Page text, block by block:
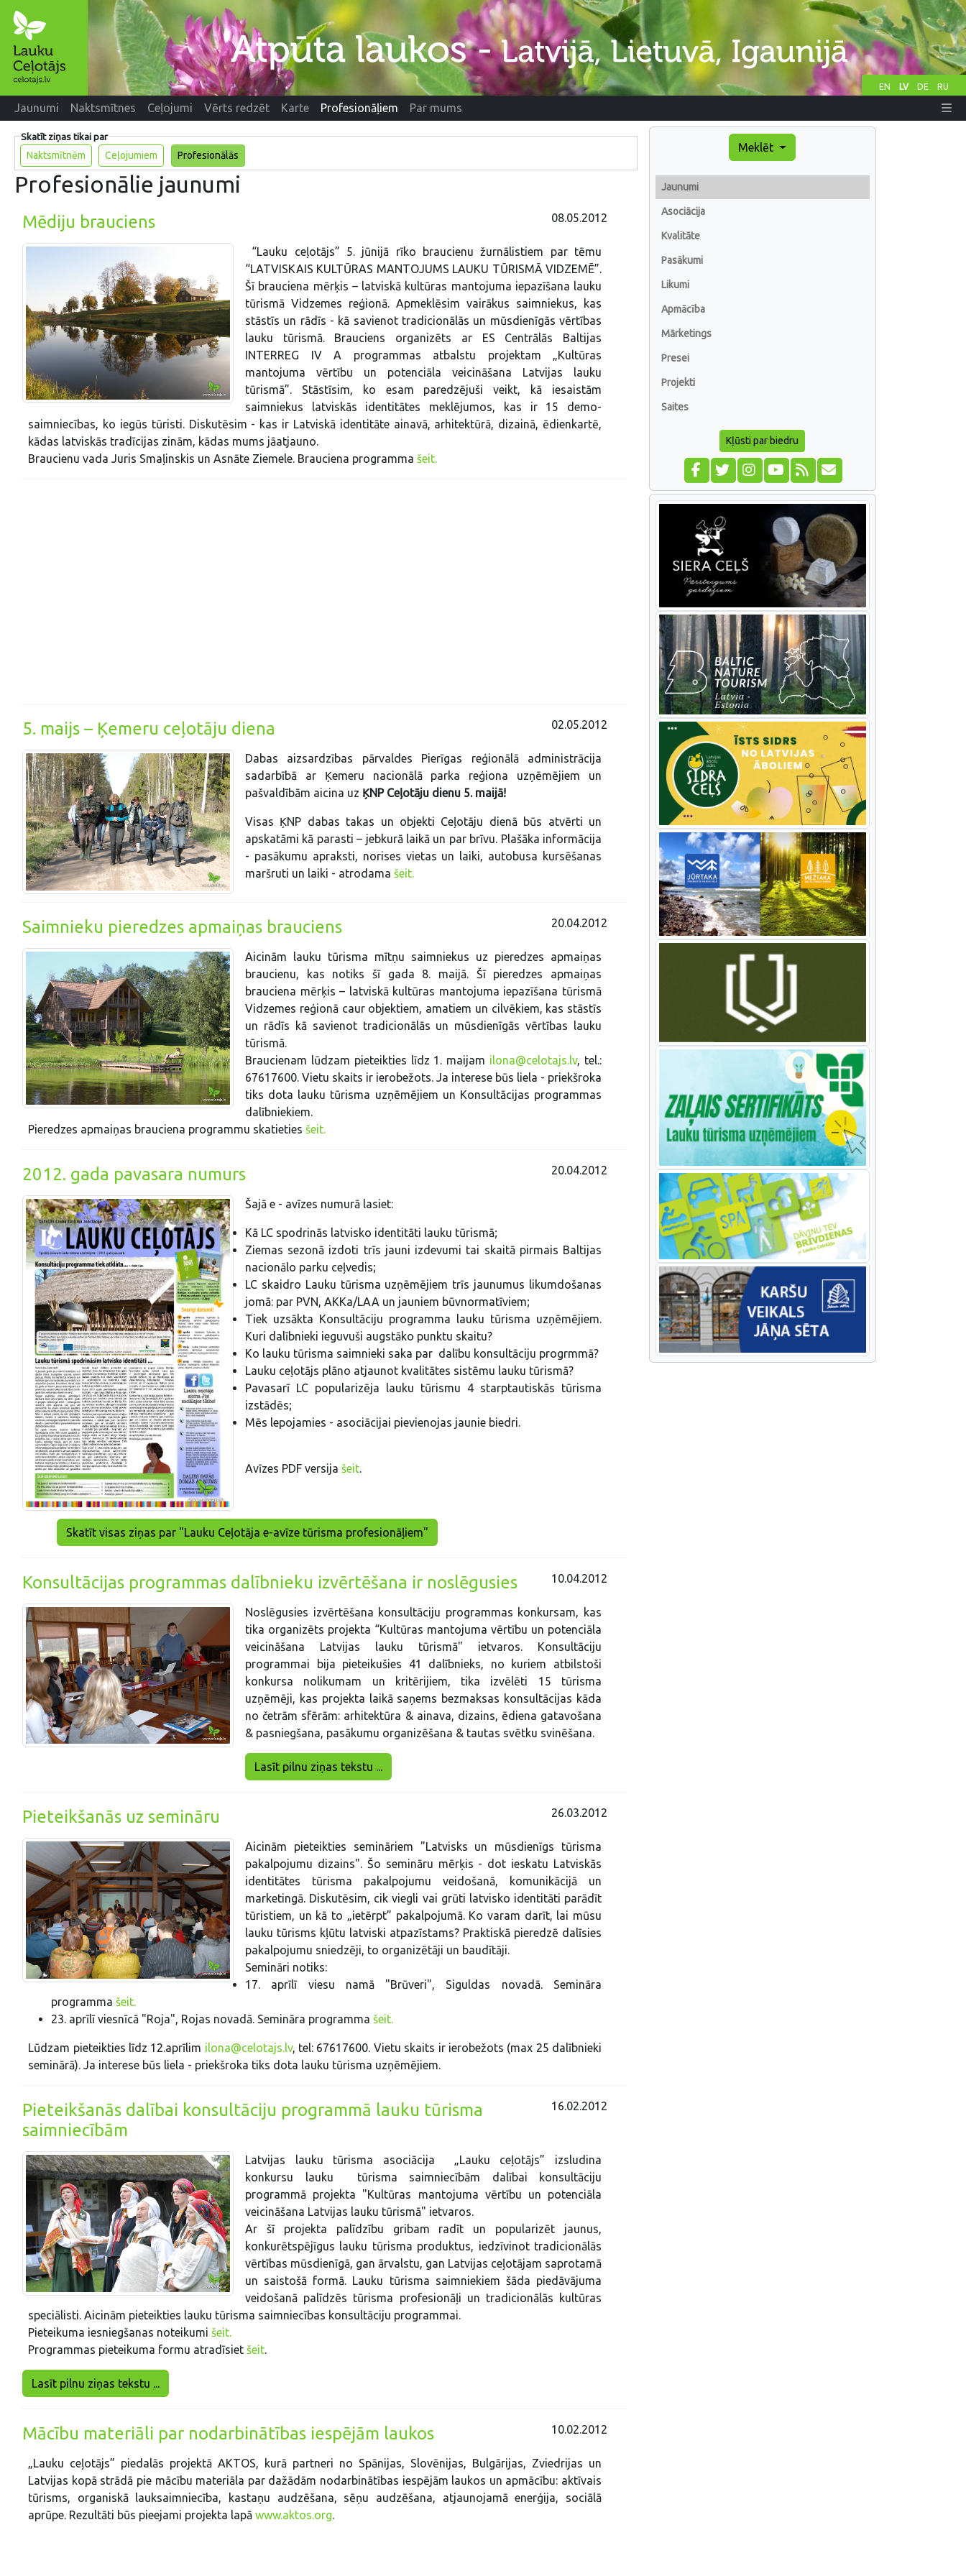
EN LV DE RU
Jaunumi Naktsmītnes Ceļojumi Vērts redzēt Karte Profesionāļiem Par mums
Skatīt ziņas tikai par
Naktsmītnēm
Ceļojumiem Profesionālās
Profesionālie jaunumi
Mēdiju brauciens 08.05.2012
“Lauku ceļotājs” 5. jūnijā rīko braucienu žurnālistiem par tēmu
“LATVISKAIS KULTŪRAS MANTOJUMS LAUKU TŪRISMĀ VIDZEMĒ”.
Šī brauciena mērķis – latviskā kultūras mantojuma iepazīšana lauku
tūrismā Vidzemes reģionā. Apmeklēsim vairākus saimniekus, kas
stāstīs un rādīs - kā savienot tradicionālās un mūsdienīgās vērtības
lauku tūrismā. Brauciens organizēts ar ES Centrālās Baltijas
INTERREG IV A programmas atbalstu projektam „Kultūras
mantojuma vērtību un potenciāla veicināšana Latvijas lauku
tūrismā”. Stāstīsim, ko esam paredzējuši veikt, kā iesaistām
saimniekus latviskās identitātes meklējumos, kas ir 15 demo-
saimniecības, ko iegūs tūristi. Diskutēsim - kas ir Latviskā identitāte ainavā, arhitektūrā, dizainā, ēdienkartē,
kādas latviskās tradīcijas zinām, kādas mums jāatjauno.
Braucienu vada Juris Smaļinskis un Asnāte Ziemele. Brauciena programmašeit.
5. maijs – Ķemeru ceļotāju diena 02.05.2012
Dabas aizsardzības pārvaldes Pierīgas reģionālā administrācija
sadarbībā ar Ķemeru nacionālā parka reģiona uzņēmējiem un
pašvaldībām aicina uz ĶNP Ceļotāju dienu 5. maijā!
Visas ĶNP dabas takas un objekti Ceļotāju dienā būs atvērti un
apskatāmi kā parasti – jebkurā laikā un par brīvu. Plašāka informācija
- pasākumu apraksti, norises vietas un laiki, autobusa kursēšanas
maršruti un laiki - atrodama šeit.
Saimnieku pieredzes apmaiņas brauciens 20.04.2012
Aicinām lauku tūrisma mītņu saimniekus uz pieredzes apmaiņas
braucienu, kas notiks šī gada 8. maijā. Šī pieredzes apmaiņas
brauciena mērķis – latviskā kultūras mantojuma iepazīšana tūrismā
Vidzemes reģionā caur objektiem, amatiem un cilvēkiem, kas stāstīs
un rādīs kā savienot tradicionālās un mūsdienīgās vērtības lauku
tūrismā.
Braucienam lūdzam pieteikties līdz 1. maijam ilona@celotajs.lv, tel.:
67617600. Vietu skaits ir ierobežots. Ja interese būs liela - priekšroka
tiks dota lauku tūrisma uzņēmējiem un Konsultācijas programmas
dalībniekiem.
Pieredzes apmaiņas brauciena programmu skatietiesšeit.
2012. gada pavasara numurs 20.04.2012
Šajā e - avīzes numurā lasiet:
Kā LC spodrinās latvisko identitāti lauku tūrismā;
Ziemas sezonā izdoti trīs jauni izdevumi tai skaitā pirmais Baltijas
nacionālo parku ceļvedis;
LC skaidro Lauku tūrisma uzņēmējiem trīs jaunumus likumdošanas
jomā: par PVN, AKKa/LAA un jauniem būvnormatīviem;
Tiek uzsākta Konsultāciju programma lauku tūrisma uzņēmējiem.
Kuri dalībnieki ieguvuši augstāko punktu skaitu?
Ko lauku tūrisma saimnieki saka par dalību konsultāciju progrmmā?
Lauku ceļotājs plāno atjaunot kvalitātes sistēmu lauku tūrismā?
Pavasarī LC popularizēja lauku tūrismu 4 starptautiskās tūrisma
izstādēs;
Mēs lepojamies - asociācijai pievienojas jaunie biedri.
Avīzes PDF versija šeit.
Skatīt visas ziņas par "Lauku Ceļotāja e-avīze tūrisma profesionāļiem"
Konsultācijas programmas dalībnieku izvērtēšana ir noslēgusies 10.04.2012
Noslēgusies izvērtēšana konsultāciju programmas konkursam, kas
tika organizēts projekta “Kultūras mantojuma vērtību un potenciāla
veicināšana Latvijas lauku tūrismā" ietvaros. Konsultāciju
programmai bija pieteikušies 41 dalībnieks, no kuriem atbilstoši
konkursa nolikumam un kritērijiem, tika izvēlēti 15 tūrisma
uzņēmēji, kas projekta laikā saņems bezmaksas konsultācijas kāda
no četrām sfērām: arhitektūra & ainava, dizains, ēdiena gatavošana
& pasniegšana, pasākumu organizēšana & tautas svētku svinēšana.
Lasīt pilnu ziņas tekstu ...
Pieteikšanās uz semināru 26.03.2012
Aicinām pieteikties semināriem "Latvisks un mūsdienīgs tūrisma
pakalpojumu dizains". Šo semināru mērķis - dot ieskatu Latviskās
identitātes tūrisma pakalpojumu veidošanā, komunikācijā un
marketingā. Diskutēsim, cik viegli vai grūti latvisko identitāti parādīt
tūristiem, un kā to „ietērpt” pakalpojumā. Ko varam darīt, lai mūsu
lauku tūrisms kļūtu latviski atpazīstams? Praktiskā pieredzē dalīsies
pakalpojumu sniedzēji, to organizētāji un baudītāji.
Semināri notiks:
17. aprīlī viesu namā "Brūveri", Siguldas novadā. Semināra
programmašeit.
23. aprīlī viesnīcā "Roja", Rojas novadā. Semināra programmašeit.
Lūdzam pieteikties līdz 12.aprīlim ilona@celotajs.lv, tel: 67617600. Vietu skaits ir ierobežots (max 25 dalībnieki
seminārā). Ja interese būs liela - priekšroka tiks dota lauku tūrisma uzņēmējiem.
Pieteikšanās dalībai konsultāciju programmā lauku tūrisma
saimniecībām
16.02.2012
Latvijas lauku tūrisma asociācija „Lauku ceļotājs” izsludina
konkursu lauku tūrisma saimniecībām dalībai konsultāciju
programmā projekta "Kultūras mantojuma vērtību un potenciāla
veicināšana Latvijas lauku tūrismā" ietvaros.
Ar šī projekta palīdzību gribam radīt un popularizēt jaunus,
konkurētspējīgus lauku tūrisma produktus, iedzīvinot tradicionālās
vērtības mūsdienīgā, gan ārvalstu, gan Latvijas ceļotājam saprotamā
un saistošā formā. Lauku tūrisma saimniekiem šāda piedāvājuma
veidošanā palīdzēs tūrisma profesionāļi un tradicionālās kultūras
speciālisti. Aicinām pieteikties lauku tūrisma saimniecības konsultāciju programmai.
Pieteikuma iesniegšanas noteikumišeit.
Programmas pieteikuma formu atradīsietšeit.
Lasīt pilnu ziņas tekstu ...
Mācību materiāli par nodarbinātības iespējām laukos 10.02.2012
„Lauku ceļotājs” piedalās projektā AKTOS, kurā partneri no Spānijas, Slovēnijas, Bulgārijas, Zviedrijas un
Latvijas kopā strādā pie mācību materiāla par dažādām nodarbinātības iespējām laukos un apmācību: aktīvais
tūrisms, organiskā lauksaimniecība, kastaņu audzēšana, sēņu audzēšana, atjaunojamā enerģija, sociālā
aprūpe. Rezultāti būs pieejami projekta lapāwww.aktos.org.
Meklēt
Jaunumi
Asociācija
Kvalitāte
Pasākumi
Likumi
Apmācība
Mārketings
Presei
Projekti
Saites
Kļūsti par biedru